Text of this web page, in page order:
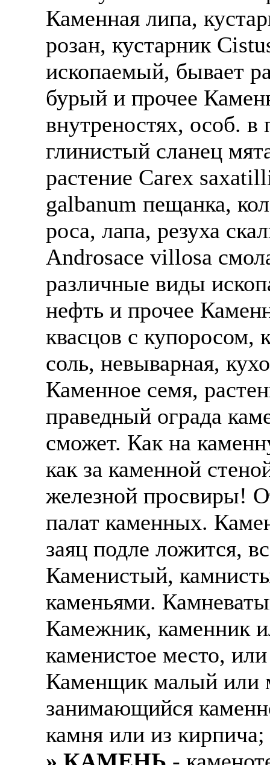
Каменная липа,
розан, кустарник
ископаемый, бывает
бурый и прочее
внутреностях, особ. в
глинистый сланец
растение Саrex
galbanum пещанка,
роса, лапа, резуха
Аndrosace villosа
различные виды
нефть и прочее
квасцов с купоросом,
соль, невыварная,
Каменное семя,
праведный ограда
сможет. Как на
как за каменной
железной просвиры!
палат каменных.
заяц подле ложится,
Каменистый,
каменьями.
Камежник, каменник
каменистое место,
Каменщик малый или
занимающийся
камня или из кирпича;